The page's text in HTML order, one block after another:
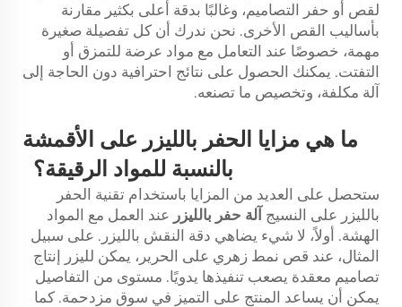
لقص أو حفر التصاميم، وغالبًا بدقة أعلى بكثير مقارنة
بأساليب القص الأخرى. نحن ندرك أن كل تفصيلة صغيرة
مهمة، خصوصًا عند التعامل مع مواد عرضة للتمزق أو
التفتت. يمكنك الحصول على نتائج احترافية دون الحاجة إلى
آلة مكلفة، وتخصيص ما تصنعه.
ما هي مزايا الحفر بالليزر على الأقمشة
بالنسبة للمواد الرقيقة؟
ستحصل على العديد من المزايا باستخدام تقنية الحفر
بالليزر على النسيج آلة حفر بالليزر عند العمل مع المواد
الهشة. أولاً، لا شيء يضاهي دقة النقش بالليزر. على سبيل
المثال، عند قص نمط زهري على الحرير، يمكن لليزر إنتاج
تصاميم معقدة يصعب تنفيذها يدويًا. مستوى من التفاصيل
يمكن أن يساعد المنتج على التميز في سوق مزدحمة. كما